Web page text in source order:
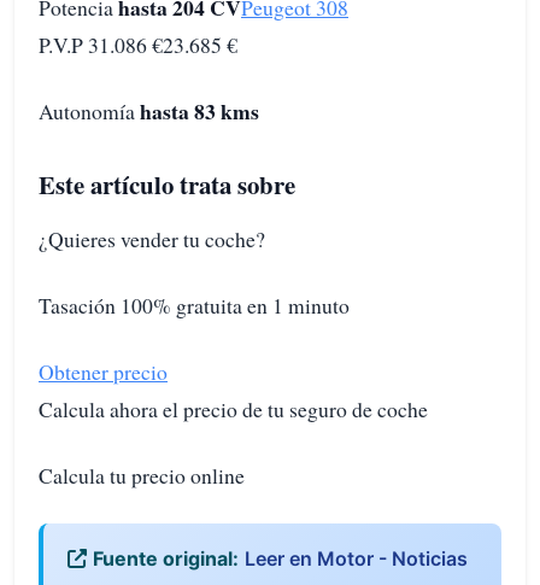
Potenciahasta 204 CVPeugeot 308
P.V.P 31.086 €23.685 €
Autonomíahasta 83 kms
Este artículo trata sobre
¿Quieres vender tu coche?
Tasación 100% gratuita en 1 minuto
Obtener precio
Calcula ahora el precio de tu seguro de coche
Calcula tu precio online
Fuente original: Leer en Motor - Noticias